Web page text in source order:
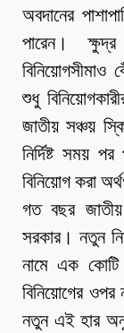
অবদানের
পারেন।
বিনিয়োগসীমাও
শুধু
জাতীয় সঞ্চয়
নির্দিষ্ট সময়
বিনিয়োগ করা
গত বছর জাতীয়
সরকার। নতুন
নামে এক কোটি
বিনিয়োগের ওপর
নতুন এই হার